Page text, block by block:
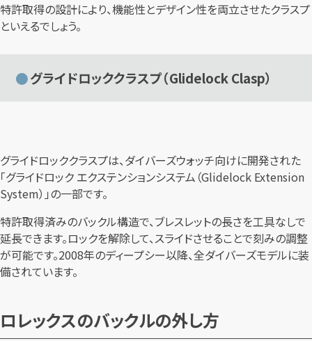
特許取得の設計により、機能性とデザイン性を両立させたクラスプ
といえるでしょう。
グライドロッククラスプ（Glidelock Clasp）
グライドロッククラスプは、ダイバーズウォッチ向けに開発された
「グライドロック エクステンションシステム（Glidelock Extension
System）」の一部です。
特許取得済みのバックル構造で、ブレスレットの長さを工具なしで
延長できます。ロックを解除して、スライドさせることで刻みの調整
が可能です。2008年のディープシー以降、全ダイバーズモデルに装
備されています。
ロレックスのバックルの外し方